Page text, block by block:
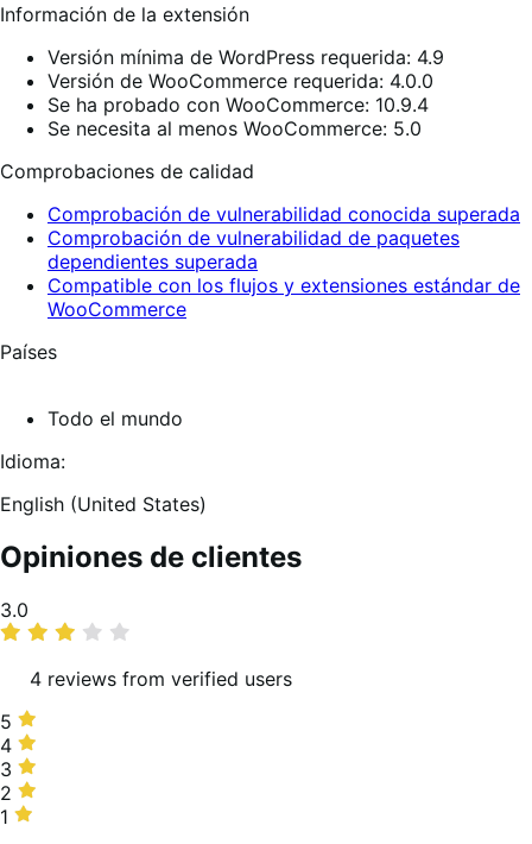
Información de la extensión
Versión mínima de WordPress requerida: 4.9
Versión de WooCommerce requerida: 4.0.0
Se ha probado con WooCommerce: 10.9.4
Se necesita al menos WooCommerce: 5.0
Comprobaciones de calidad
Comprobación de vulnerabilidad conocida superada
Comprobación de vulnerabilidad de paquetes
dependientes superada
Compatible con los flujos y extensiones estándar de
WooCommerce
Países
Todo el mundo
Idioma:
English (United States)
Opiniones de clientes
Promedio
de
3.0
4 reviews from verified users
5
estrellas,
25 %
de
valoraciones
5
4
estrellas,
0 %
de
4
3
estrellas,
25 %
3
2
estrellas,
2
1
1